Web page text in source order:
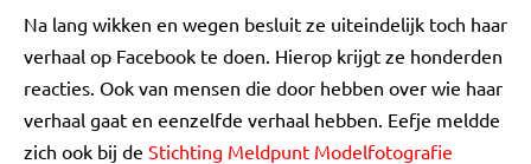
Na lang wikken en wegen besluit ze uiteindelijk toch haar
verhaal op Facebook te doen. Hierop krijgt ze honderden
reacties. Ook van mensen die door hebben over wie haar
verhaal gaat en eenzelfde verhaal hebben. Eefje meldde
zich ook bij de Stichting Meldpunt Modelfotografie